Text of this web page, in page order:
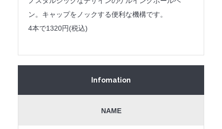
ン。キャップをノックする便利な機構です。
4本で1320円(税込)
Infomation
NAME